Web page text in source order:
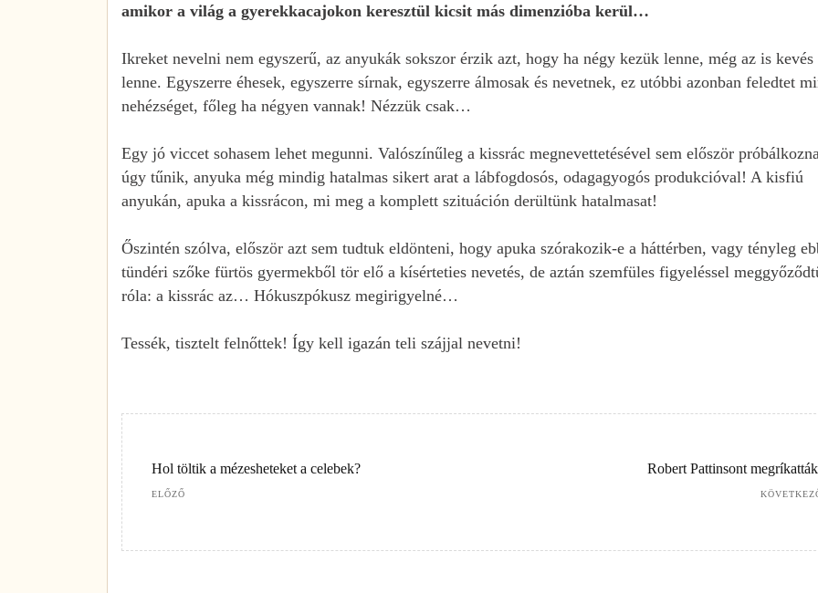
amikor a világ a gyerekkacajokon keresztül kicsit más dimenzióba kerül…
Ikreket nevelni nem egyszerű, az anyukák sokszor érzik azt, hogy ha négy kezük lenne, még az is kevés
lenne. Egyszerre éhesek, egyszerre sírnak, egyszerre álmosak és nevetnek, ez utóbbi azonban feledtet
nehézséget, főleg ha négyen vannak! Nézzük csak…
Egy jó viccet sohasem lehet megunni. Valószínűleg a kissrác megnevettetésével sem először
úgy tűnik, anyuka még mindig hatalmas sikert arat a lábfogdosós, odagagyogós produkcióval! A kisfiú
anyukán, apuka a kissrácon, mi meg a komplett szituáción derültünk hatalmasat!
Őszintén szólva, először azt sem tudtuk eldönteni, hogy apuka szórakozik-e a háttérben, vagy tényleg
tündéri szőke fürtös gyermekből tör elő a kísérteties nevetés, de aztán szemfüles figyeléssel
róla: a kissrác az… Hókuszpókusz megirigyelné…
Tessék, tisztelt felnőttek! Így kell igazán teli szájjal nevetni!
Hol töltik a mézesheteket a celebek?
ELŐZŐ
Robert Pattinsont